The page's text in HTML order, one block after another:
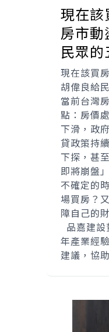
現在該
房市動
民眾
現在該買
胡偉良給
當前台灣
點：房價
下滑，政
貸政策持
下探，甚
即將崩盤
不確定的
場買房？
障自己的
品嘉建
年產業經
建議，協